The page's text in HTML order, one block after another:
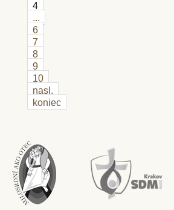
4
...
6
7
8
9
10
nasl.
koniec